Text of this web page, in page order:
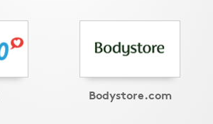
Bodystore.com